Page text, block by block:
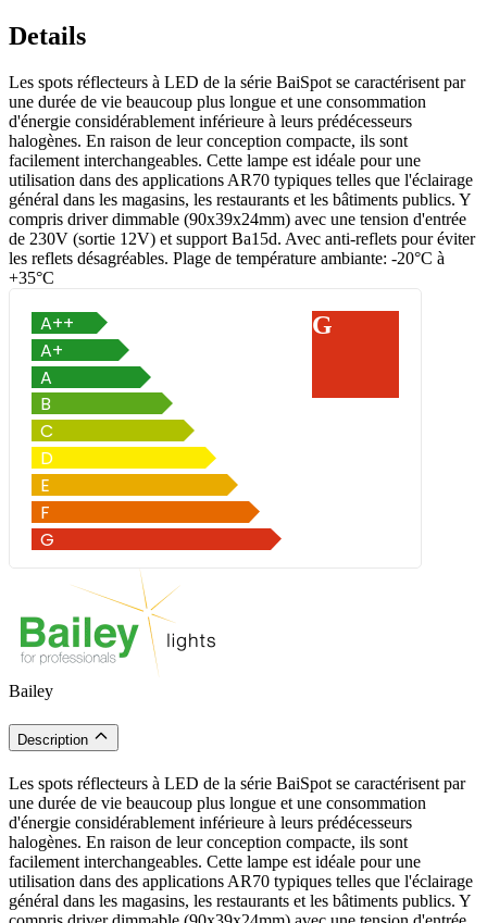
Details
Les spots réflecteurs à LED de la série BaiSpot se caractérisent par
une durée de vie beaucoup plus longue et une consommation
d'énergie considérablement inférieure à leurs prédécesseurs
halogènes. En raison de leur conception compacte, ils sont
facilement interchangeables. Cette lampe est idéale pour une
utilisation dans des applications AR70 typiques telles que l'éclairage
général dans les magasins, les restaurants et les bâtiments publics. Y
compris driver dimmable (90x39x24mm) avec une tension d'entrée
de 230V (sortie 12V) et support Ba15d. Avec anti-reflets pour éviter
les reflets désagréables. Plage de température ambiante: -20°C à
+35°C
G
Bailey
Description
Les spots réflecteurs à LED de la série BaiSpot se caractérisent par
une durée de vie beaucoup plus longue et une consommation
d'énergie considérablement inférieure à leurs prédécesseurs
halogènes. En raison de leur conception compacte, ils sont
facilement interchangeables. Cette lampe est idéale pour une
utilisation dans des applications AR70 typiques telles que l'éclairage
général dans les magasins, les restaurants et les bâtiments publics. Y